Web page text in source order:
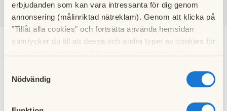
erbjudanden som kan vara intressanta för dig genom
annonsering (målinriktad nätreklam). Genom att klicka på
"Tillåt alla cookies" och fortsätta använda hemsidan
samtycker du till att dessa och andra typer av cookies för
cookies och välja att endast tillåta ett urval.
Nödvändig
SÖK LOGGA IN
Efter varje styrelsemöte skickas information ut till
Information om vad som är på gång eller något annat som